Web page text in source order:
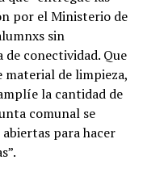
por el Ministerio de
sin
conectividad. Que
material de limpieza,
la cantidad de
comunal se
para hacer